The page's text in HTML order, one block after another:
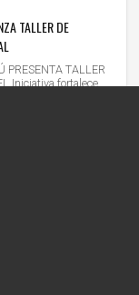
TALLER DE
PRESENTA TALLER
Iniciativa fortalece